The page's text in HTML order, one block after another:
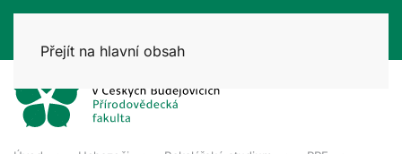
Přejít na hlavní obsah